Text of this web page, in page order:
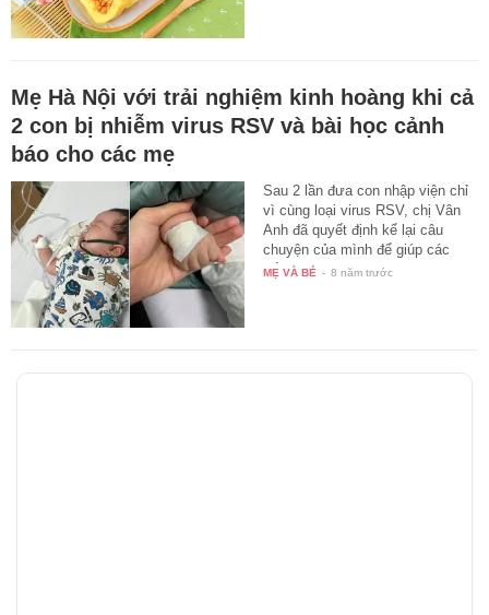
Mẹ Hà Nội với trải nghiệm kinh hoàng khi cả
2 con bị nhiễm virus RSV và bài học cảnh
báo cho các mẹ
Sau 2 lần đưa con nhập viện chỉ
vì cùng loại virus RSV, chị Vân
Anh đã quyết định kể lại câu
chuyện của mình để giúp các
bố…
MẸ VÀ BÉ - 8 năm trước